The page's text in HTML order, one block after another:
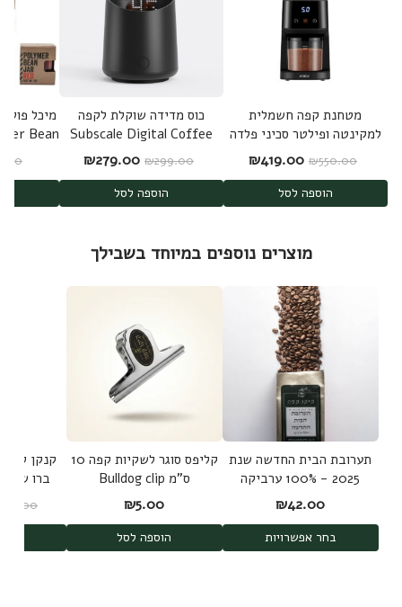
מטחנת קפה חשמלית
למקינטה ופילטר סכיני פלדה
₪550.00 המחיר המקורי היה: ₪550.00.
₪419.00 המחיר הנוכחי הוא: ₪419.00.
הוספה לסל
כוס מדידה שוקלת לקפה
Subscale Digital Coffee
Dosing Cup
₪299.00 המחיר המקורי היה: ₪299.00.
₪279.00 המחיר הנוכחי הוא:
הוספה לסל
מיכל
Bean
מוצרים נוספים במיוחד בשבילך
תערובת הבית החדשה שנת
2025 - 100% ערביקה
משלושה מקורות
₪42.00
בחר אפשרויות
קליפס סוגר לשקיות קפה 10
ס"מ Bulldog clip
₪5.00
הוספה לסל
קנקן
189.00